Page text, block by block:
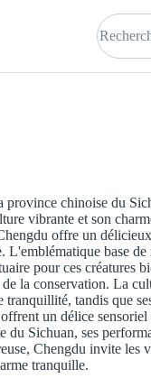
province chinoise du
vibrante et son
offre un
L'emblématique base de
pour ces créatures
la conservation. La
tandis que
un délice sensoriel
du Sichuan, ses
Chengdu invite les
tranquille.